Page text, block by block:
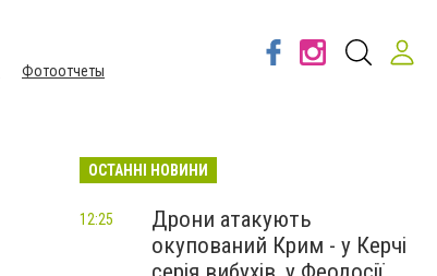
Фотоотчеты
ОСТАННІ НОВИНИ
Дрони атакують
окупований Крим - у Керчі
12:25